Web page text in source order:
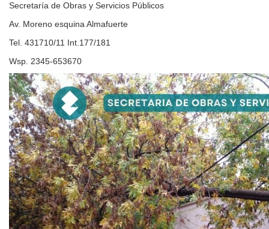
Secretaría de Obras y Servicios Públicos
Av. Moreno esquina Almafuerte
Tel. 431710/11 Int.177/181
Wsp. 2345-653670